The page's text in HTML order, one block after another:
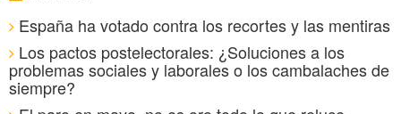
España ha votado contra los recortes y las mentiras
Los pactos postelectorales: ¿Soluciones a los
problemas sociales y laborales o los cambalaches de
siempre?